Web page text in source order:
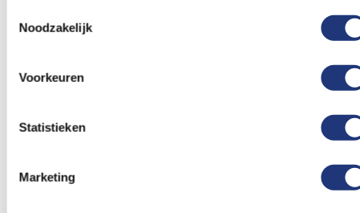
Noodzakelijk
Voorkeuren
Statistieken
Marketing
53,68
Excl. BTW
toe
aan